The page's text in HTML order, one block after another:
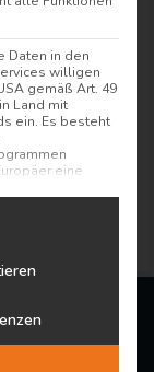
Daten in den
willigen
gemäß Art. 49
Land mit
ein. Es besteht
eine
für die
die uns
mit